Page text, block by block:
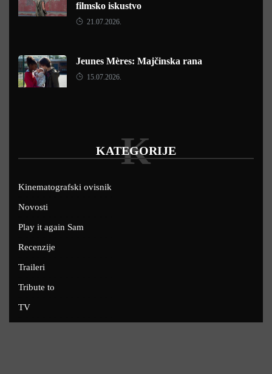
filmsko iskustvo
21.07.2026.
Jeunes Mères: Majčinska rana
15.07.2026.
KATEGORIJE
K
Kinematografski ovisnik
Novosti
Play it again Sam
Recenzije
Traileri
Tribute to
TV